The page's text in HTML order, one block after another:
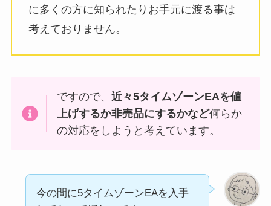
に多くの方に知られたりお手元に渡る事は
考えておりません。
ですので、近々5タイムゾーンEAを値
上げするか非売品にするかなど何らか
の対応をしようと考えています。
今の間に5タイムゾーンEAを入手